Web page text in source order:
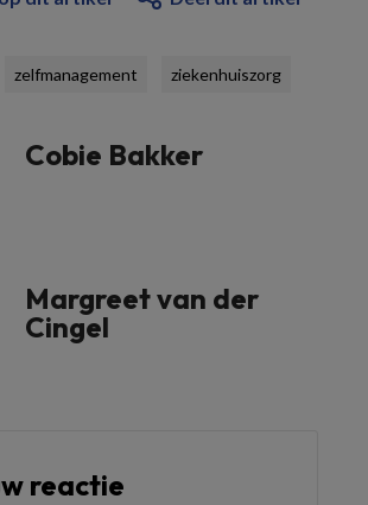
zelfmanagement ziekenhuiszorg
Cobie Bakker
Margreet van der
Cingel
reactie